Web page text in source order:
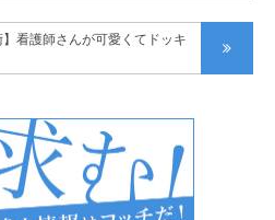
】看護師さんが可愛くてドッキ